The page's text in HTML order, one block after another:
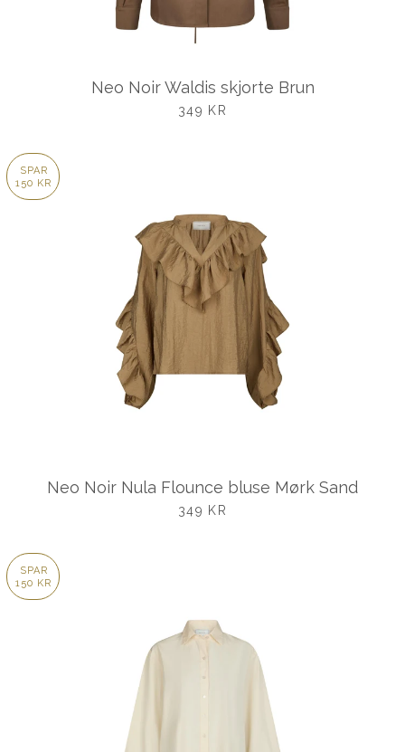
Neo Noir Waldis skjorte Brun
UDSALGSPRIS
349 KR
SPAR
150 KR
Neo Noir Nula Flounce bluse Mørk Sand
UDSALGSPRIS
349 KR
SPAR
150 KR